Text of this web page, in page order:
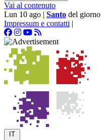
Vai al contenuto
Lun 10 ago | Santo del giorno
Impressum e contatti |
IT